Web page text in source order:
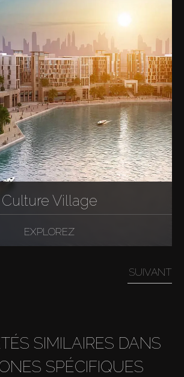
Culture Village
EXPLOREZ
SUIVANT
SIMILAIRES DANS
SPÉCIFIQUES